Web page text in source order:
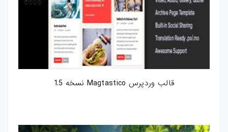
قالب وردپرس Magtastico نسخه 1.5